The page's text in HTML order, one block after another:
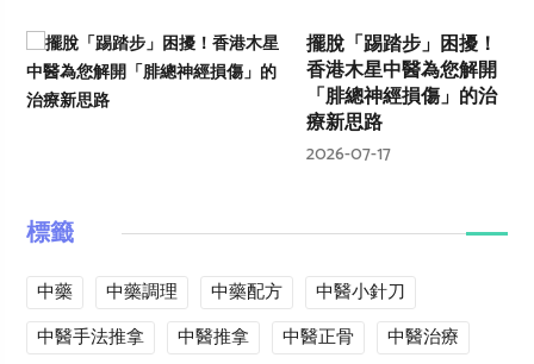
擺脫「踢踏步」困擾！
香港木星中醫為您解開
「腓總神經損傷」的治
療新思路
2026-07-17
標籤
中藥 中藥調理 中藥配方
中醫小針刀
中醫手法推拿
中醫推拿 中醫正骨
中醫治療